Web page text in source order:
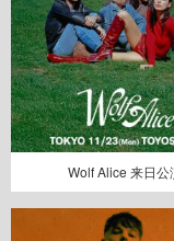
Wolf Alice 来日公